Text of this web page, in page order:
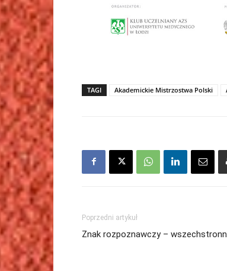
TAGI Akademickie Mistrzostwa Polski
Poprzedni artykuł
Znak rozpoznawczy –